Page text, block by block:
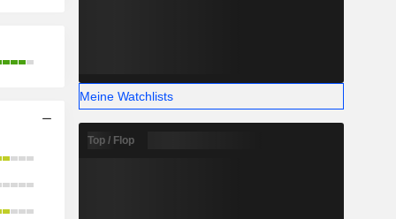
Meine Watchlists
Top / Flop